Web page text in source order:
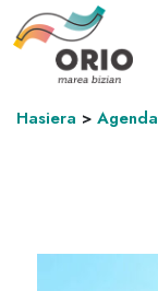
Hasiera > Agenda